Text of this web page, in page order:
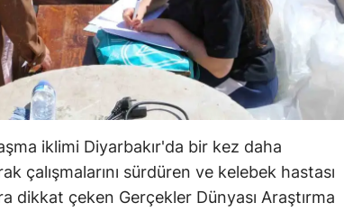
iklimi Diyarbakır'da bir kez daha
çalışmalarını sürdüren ve kelebek hastası
dikkat çeken Gerçekler Dünyası Araştırma